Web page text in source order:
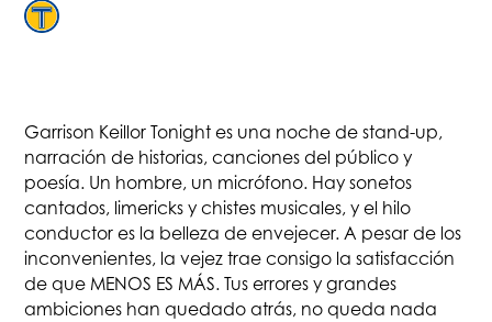
Garrison Keillor Tonight es una noche de stand-up,
narración de historias, canciones del público y
poesía. Un hombre, un micrófono. Hay sonetos
cantados, limericks y chistes musicales, y el hilo
conductor es la belleza de envejecer. A pesar de los
inconvenientes, la vejez trae consigo la satisfacción
de que MENOS ES MÁS. Tus errores y grandes
ambiciones han quedado atrás, no queda nada